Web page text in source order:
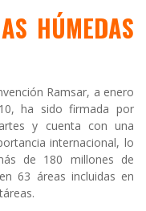
HÚMEDAS
Ramsar, a enero
ha sido firmada por
y cuenta con una
internacional, lo
de 180 millones de
63 áreas incluidas en